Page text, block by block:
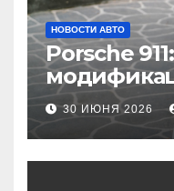
НОВОСТИ АВТО
Porsche
30 ИЮНЯ 2026